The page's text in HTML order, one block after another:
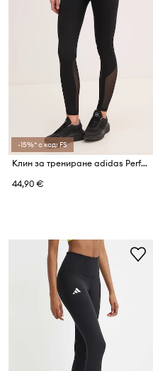
-15%* с код: FS
Клин за трениране adidas Performance Techfit
44,90 €